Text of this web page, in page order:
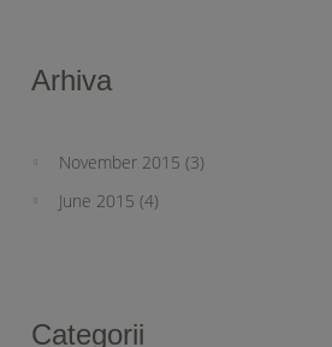
Arhiva
November 2015 (3)
June 2015 (4)
Categorii